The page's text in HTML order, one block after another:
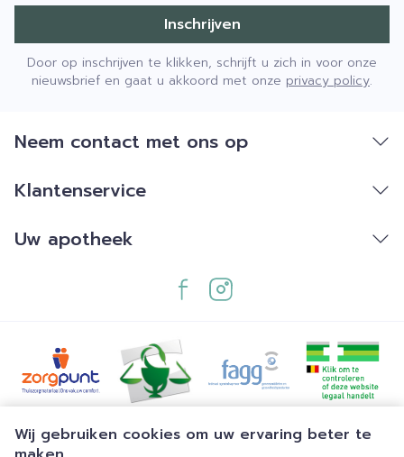
Wij gebruiken cookies om uw ervaring beter te
Inschrijven
Door op inschrijven te klikken, schrijft u zich in voor onze
nieuwsbrief en gaat u akkoord met onze privacy policy.
Neem contact met ons op
Klantenservice
Uw apotheek
Juridische links